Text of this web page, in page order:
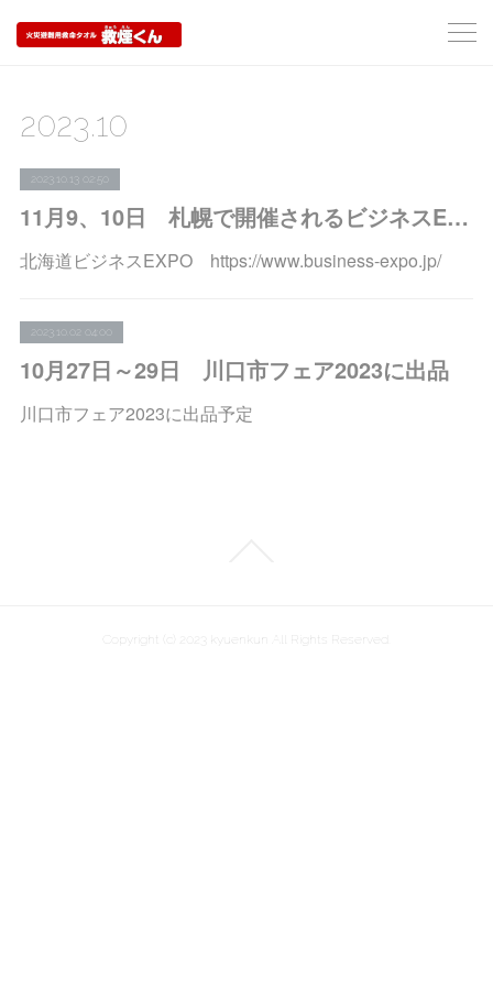
2023.10
2023.10.13 02:50
11月9、10日 札幌で開催されるビジネスEXPOに出展、展示
北海道ビジネスEXPO https://www.business-expo.jp/
2023.10.02 04:00
10月27日～29日 川口市フェア2023に出品
川口市フェア2023に出品予定
Copyright (c) 2023 kyuenkun All Rights Reserved.